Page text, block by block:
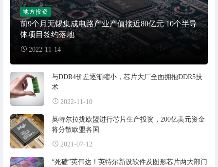
地方投资
前9个月无锡集成电路产业产值接近80亿元 10个半导
体项目签约落地
2022-11-14
与DDR4价差逐渐缩小，芯片大厂全面拥抱DDR5技
术
2022-11-10
英特尔拉拢欧盟进行芯片生产投资，200亿美元资金
将分散欧盟各国
2021-07-12
“死磕”英伟达！英特尔新设软件及图形芯片两大部门